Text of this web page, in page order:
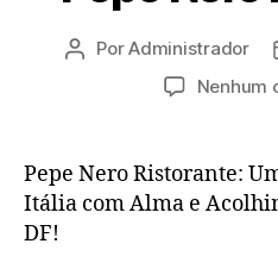
Autor
PorAdministrador
Nenhum
Pepe Nero Ristorante:
Itália com Alma e
DF!